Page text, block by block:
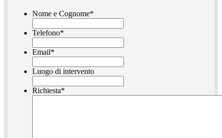
Nome e Cognome*
Telefono*
Email*
Luogo di intervento
Richiesta*